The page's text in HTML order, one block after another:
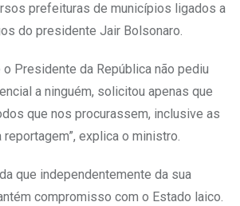
prefeituras de municípios ligados a
do presidente Jair Bolsonaro.
o Presidente da República não pediu
a ninguém, solicitou apenas que
que nos procurassem, inclusive as
explica o ministro.
que independentemente da sua
compromisso com o Estado laico.